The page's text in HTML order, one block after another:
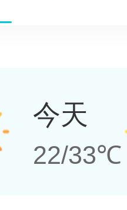
今天
22/33℃